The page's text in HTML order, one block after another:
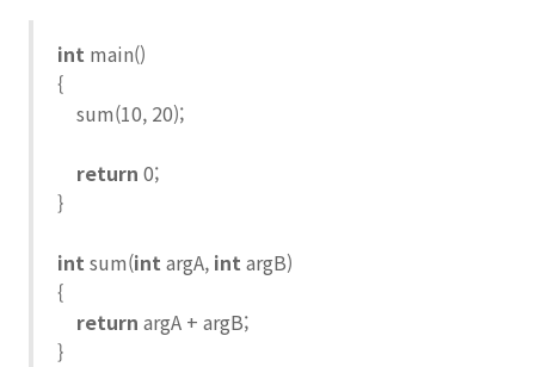
int main()
{
sum(10, 20);
return 0;
}
intsum(intargA, intargB)
{
return argA + argB;
}